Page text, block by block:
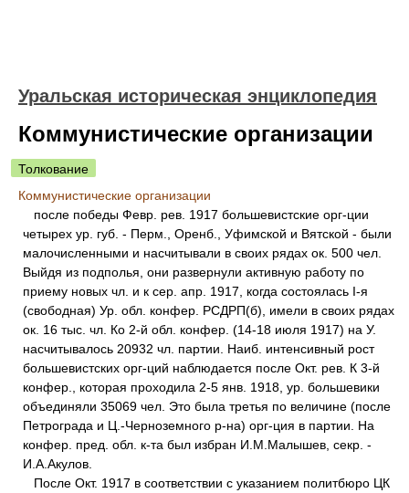
Уральская историческая энциклопедия
Коммунистические организации
Толкование
Коммунистические организации
после победы Февр. рев. 1917 большевистские орг-ции
четырех ур. губ. - Перм., Оренб., Уфимской и Вятской - были
малочисленными и насчитывали в своих рядах ок. 500 чел.
Выйдя из подполья, они развернули активную работу по
приему новых чл. и к сер. апр. 1917, когда состоялась I-я
(свободная) Ур. обл. конфер. РСДРП(б), имели в своих рядах
ок. 16 тыс. чл. Ко 2-й обл. конфер. (14-18 июля 1917) на У.
насчитывалось 20932 чл. партии. Наиб. интенсивный рост
большевистских орг-ций наблюдается после Окт. рев. К 3-й
конфер., которая проходила 2-5 янв. 1918, ур. большевики
объединяли 35069 чел. Это была третья по величине (после
Петрограда и Ц.-Черноземного р-на) орг-ция в партии. На
конфер. пред. обл. к-та был избран И.М.Малышев, секр. -
И.А.Акулов.
После Окт. 1917 в соответствии с указанием политбюро ЦК